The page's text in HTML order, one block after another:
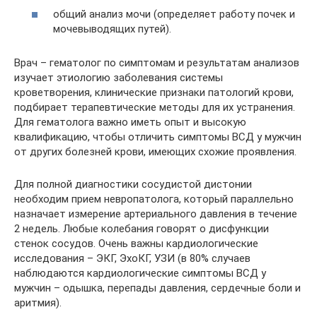
общий анализ мочи (определяет работу почек и
мочевыводящих путей).
Врач – гематолог по симптомам и результатам анализов
изучает этиологию заболевания системы
кроветворения, клинические признаки патологий крови,
подбирает терапевтические методы для их устранения.
Для гематолога важно иметь опыт и высокую
квалификацию, чтобы отличить симптомы ВСД у мужчин
от других болезней крови, имеющих схожие проявления.
Для полной диагностики сосудистой дистонии
необходим прием невропатолога, который параллельно
назначает измерение артериального давления в течение
2 недель. Любые колебания говорят о дисфункции
стенок сосудов. Очень важны кардиологические
исследования – ЭКГ, ЭхоКГ, УЗИ (в 80% случаев
наблюдаются кардиологические симптомы ВСД у
мужчин – одышка, перепады давления, сердечные боли и
аритмия).